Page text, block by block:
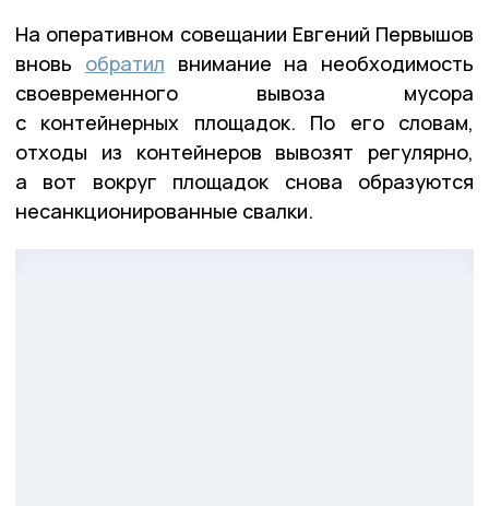
На оперативном совещании Евгений Первышов
вновь обратил внимание на необходимость
своевременного вывоза мусора
с контейнерных площадок. По его словам,
отходы из контейнеров вывозят регулярно,
а вот вокруг площадок снова образуются
несанкционированные свалки.